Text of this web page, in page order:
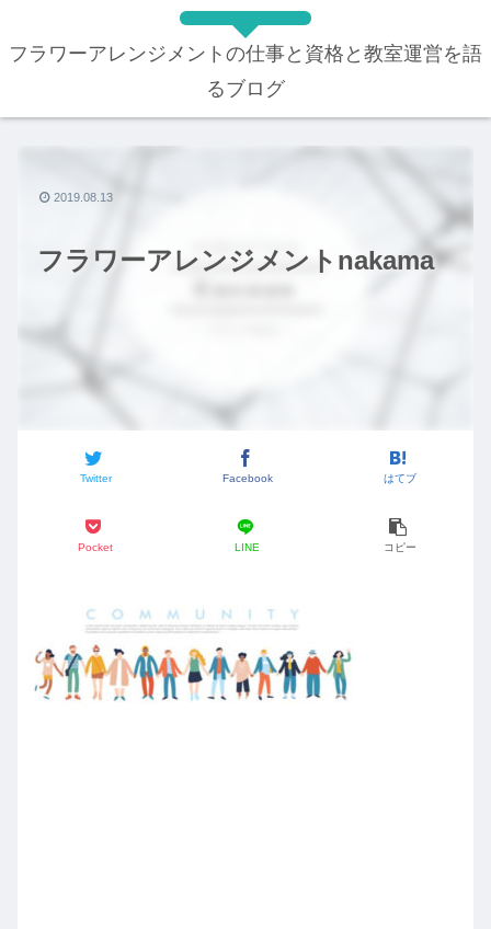
フラワーアレンジメントの仕事と資格と教室運営を語
るブログ
フラワーアレンジメントnakama
Twitter Facebook はてブ
Pocket LINE コピー
2019.08.13